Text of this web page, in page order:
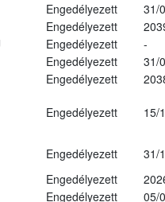
Engedélyezett
31/
Engedélyezett
Engedélyezett
-
Engedélyezett
31/
Engedélyezett
Engedélyezett 15/
Engedélyezett
31/
Engedélyezett
Engedélyezett
05/